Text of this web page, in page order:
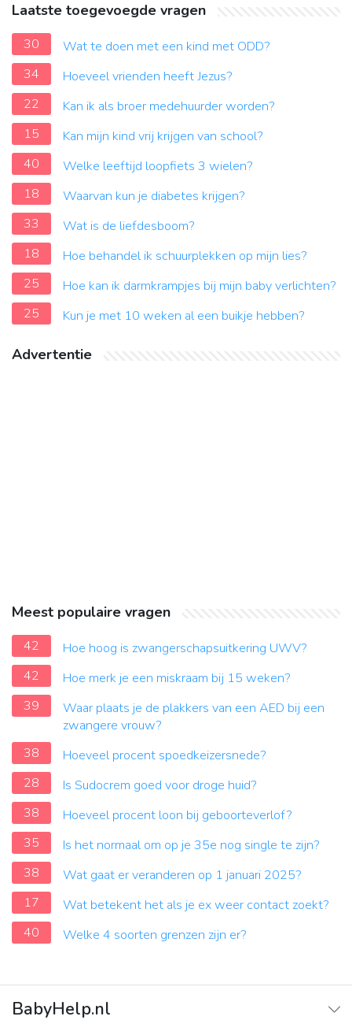
Laatste toegevoegde vragen
30
Wat te doen met een kind met ODD?
34
Hoeveel vrienden heeft Jezus?
22
Kan ik als broer medehuurder worden?
15
Kan mijn kind vrij krijgen van school?
40
Welke leeftijd loopfiets 3 wielen?
18
Waarvan kun je diabetes krijgen?
33
Wat is de liefdesboom?
18
Hoe behandel ik schuurplekken op mijn lies?
25
Hoe kan ik darmkrampjes bij mijn baby verlichten?
25
Kun je met 10 weken al een buikje hebben?
Advertentie
Meest populaire vragen
42
Hoe hoog is zwangerschapsuitkering UWV?
42
Hoe merk je een miskraam bij 15 weken?
39
Waar plaats je de plakkers van een AED bij een
zwangere vrouw?
38
Hoeveel procent spoedkeizersnede?
28
Is Sudocrem goed voor droge huid?
38
Hoeveel procent loon bij geboorteverlof?
35
Is het normaal om op je 35e nog single te zijn?
38
Wat gaat er veranderen op 1 januari 2025?
17
Wat betekent het als je ex weer contact zoekt?
40
Welke 4 soorten grenzen zijn er?
BabyHelp.nl